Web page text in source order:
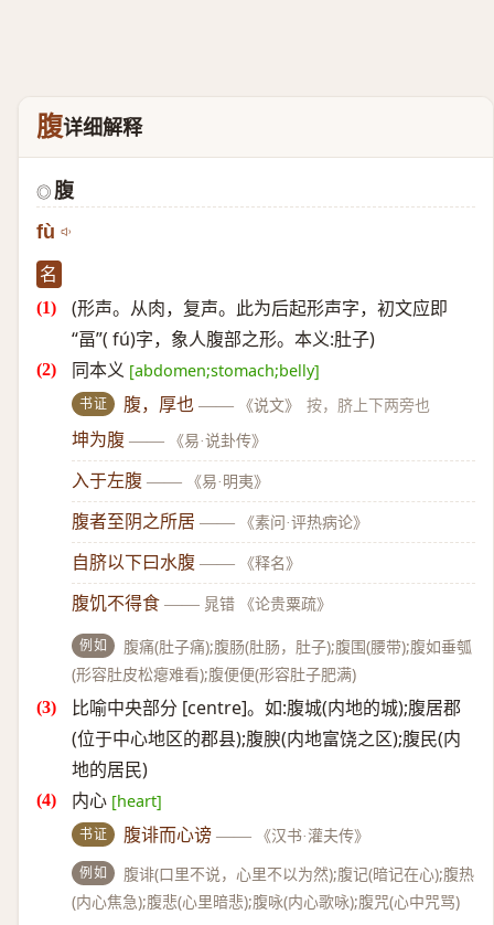
腹详细解释
◎ 腹
fù
名
(形声。从肉，复声。此为后起形声字，初文应即
“畐”( fú)字，象人腹部之形。本义:肚子)
同本义 [abdomen;stomach;belly]
书证 腹，厚也 —— 《说文》 按，脐上下两旁也
坤为腹 —— 《易·说卦传》
入于左腹 —— 《易·明夷》
腹者至阴之所居 —— 《素问·评热病论》
自脐以下曰水腹 —— 《释名》
腹饥不得食 —— 晁错 《论贵粟疏》
例如
腹痛(肚子痛);腹肠(肚肠，肚子);腹围(腰带);腹如垂瓠
(形容肚皮松瘪难看);腹便便(形容肚子肥满)
比喻中央部分 [centre]。如:腹城(内地的城);腹居郡
(位于中心地区的郡县);腹腴(内地富饶之区);腹民(内
地的居民)
内心 [heart]
书证 腹诽而心谤 —— 《汉书·灌夫传》
例如
腹诽(口里不说，心里不以为然);腹记(暗记在心);腹热
(内心焦急);腹悲(心里暗悲);腹咏(内心歌咏);腹咒(心中咒骂)